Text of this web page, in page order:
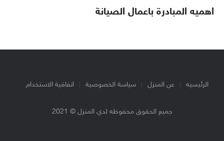
اهميه المبادرة باعمال الصيانة
الرئيسيه عن المنزل سياسة الخصوصية اتفاقية الاستخدام
جميع الحقوق محفوظه لدي المنزل © 2021